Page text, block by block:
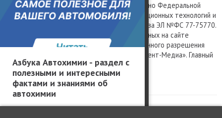
Азбука Автохимии - раздел с
полезными и интересными
фактами и знаниями об
автохимии
Сетевое издание «Kolesa.ru», зарегистрировано Федеральной
службой по надзору в сфере связи, информационных технологий и
массовых коммуникаций, номер свидетельства ЭЛ №ФС 77-75770.
Любое использование материалов, размещенных на сайте
www.kolesa.ru, допускается только с письменного разрешения
правообладателя. Учредитель ООО «Президент-Медиа». Главный
редактор Баландин М.А. 0+
Политика конфиденциальности